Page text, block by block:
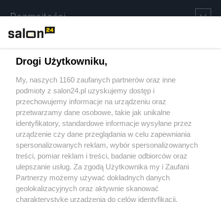
Rozmaitości
Sport
Społeczeństwo
Kultura
X Facebook Instagram Youtube
Drogi Użytkowniku,
My, naszych 1160 zaufanych partnerów oraz inne
podmioty z salon24.pl uzyskujemy dostęp i
przechowujemy informacje na urządzeniu oraz
przetwarzamy dane osobowe, takie jak unikalne
identyfikatory, standardowe informacje wysyłane przez
urządzenie czy dane przeglądania w celu zapewniania
spersonalizowanych reklam, wybór spersonalizowanych
treści, pomiar reklam i treści, badanie odbiorców oraz
ulepszanie usług. Za zgodą Użytkownika my i Zaufani
Partnerzy możemy używać dokładnych danych
geolokalizacyjnych oraz aktywnie skanować
charakterystykę urządzenia do celów identyfikacji.